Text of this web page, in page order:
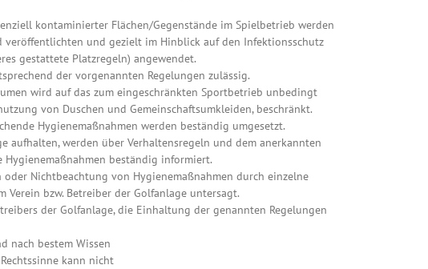
kontaminierter Flächen/Gegenstände im Spielbetrieb werden
veröffentlichten und gezielt im Hinblick auf den Infektionsschutz
gestattete Platzregeln) angewendet.
der vorgenannten Regelungen zulässig.
wird auf das zum eingeschränkten Sportbetrieb unbedingt
von Duschen und Gemeinschaftsumkleiden, beschränkt.
Hygienemaßnahmen werden beständig umgesetzt.
aufhalten, werden über Verhaltensregeln und dem anerkannten
beständig informiert.
oder Nichtbeachtung von Hygienemaßnahmen durch einzelne
Verein bzw. Betreiber der Golfanlage untersagt.
der Golfanlage, die Einhaltung der genannten Regelungen
nach bestem Wissen
kann nicht